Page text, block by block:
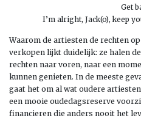
Get
I’m alright, Jack(o), keep
Waarom de artiesten de rechten
verkopen lijkt duidelijk: ze halen
rechten naar voren, naar een
kunnen genieten. In de meeste
gaat het om al wat oudere
een mooie oudedagsreserve
financieren die anders nooit het